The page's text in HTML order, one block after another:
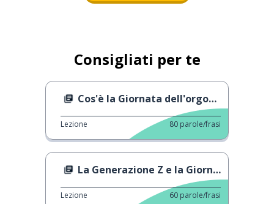
Consigliati per te
Cos'è la Giornata dell'orgoglio gay o LGBT?
Lezione 80 parole/frasi
La Generazione Z e la Giornata dell'orgoglio LGBTI
Lezione 60 parole/frasi